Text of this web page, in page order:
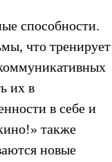
способности.
что тренирует
их в
в себе и
также
новые